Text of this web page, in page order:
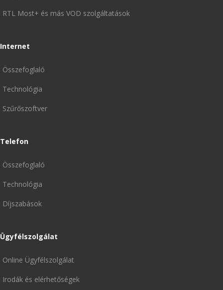
RTL Most+ és más VOD szolgáltatások
Internet
Összefoglaló
Technológia
Szűrőszoftver
Telefon
Összefoglaló
Technológia
Díjszabások
Ügyfélszolgálat
Online Ügyfélszolgálat
Irodák és elérhetőségek